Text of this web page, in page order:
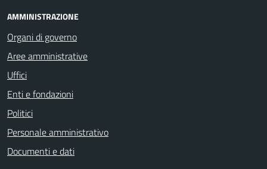
AMMINISTRAZIONE
Organi di governo
Aree amministrative
Uffici
Enti e fondazioni
Politici
Personale amministrativo
Documenti e dati